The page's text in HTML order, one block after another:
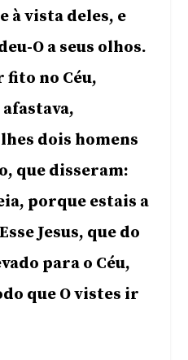
à vista deles, e
O a seus olhos.
fito no Céu,
afastava,
dois homens
que disseram:
porque estais a
Jesus, que do
para o Céu,
que O vistes ir